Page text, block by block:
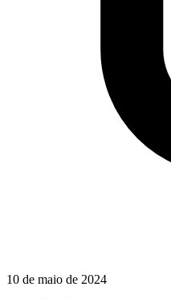
10 de maio de 2024